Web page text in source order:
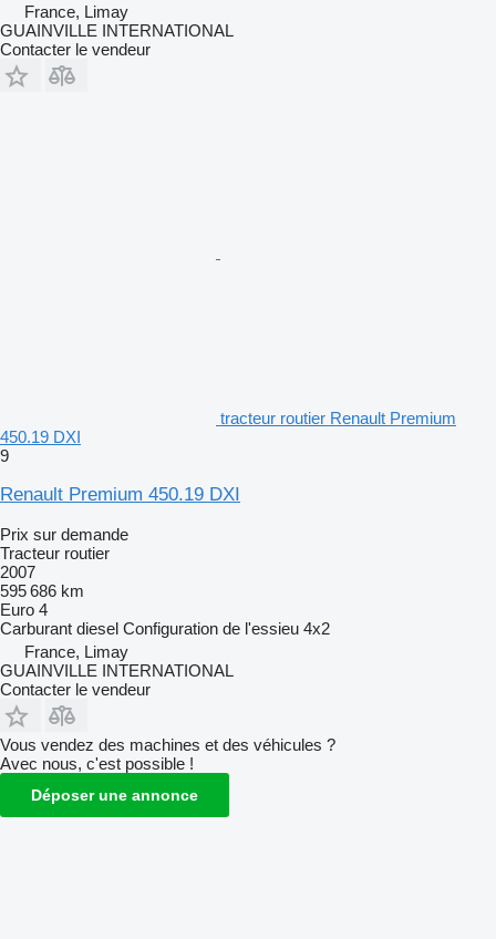
France, Limay
GUAINVILLE INTERNATIONAL
Contacter le vendeur
tracteur routier Renault Premium
450.19 DXI
9
Renault Premium 450.19 DXI
Prix sur demande
Tracteur routier
2007
595 686 km
Euro 4
Carburant diesel Configuration de l'essieu 4x2
France, Limay
GUAINVILLE INTERNATIONAL
Contacter le vendeur
Vous vendez des machines et des véhicules ?
Avec nous, c'est possible !
Déposer une annonce